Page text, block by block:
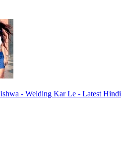
- Welding Kar Le - Latest Hindi